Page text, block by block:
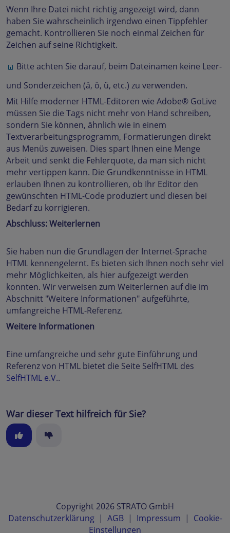
Wenn Ihre Datei nicht richtig angezeigt wird, dann
haben Sie wahrscheinlich irgendwo einen Tippfehler
gemacht. Kontrollieren Sie noch einmal Zeichen für
Zeichen auf seine Richtigkeit.
Bitte achten Sie darauf, beim Dateinamen keine Leer-
und Sonderzeichen (ä, ö, ü, etc.) zu verwenden.
Mit Hilfe moderner HTML-Editoren wie Adobe® GoLive
müssen Sie die Tags nicht mehr von Hand schreiben,
sondern Sie können, ähnlich wie in einem
Textverarbeitungsprogramm, Formatierungen direkt
aus Menüs zuweisen. Dies spart Ihnen eine Menge
Arbeit und senkt die Fehlerquote, da man sich nicht
mehr vertippen kann. Die Grundkenntnisse in HTML
erlauben Ihnen zu kontrollieren, ob Ihr Editor den
gewünschten HTML-Code produziert und diesen bei
Bedarf zu korrigieren.
Abschluss: Weiterlernen
Sie haben nun die Grundlagen der Internet-Sprache
HTML kennengelernt. Es bieten sich Ihnen noch sehr viel
mehr Möglichkeiten, als hier aufgezeigt werden
konnten. Wir verweisen zum Weiterlernen auf die im
Abschnitt "Weitere Informationen" aufgeführte,
umfangreiche HTML-Referenz.
Weitere Informationen
Eine umfangreiche und sehr gute Einführung und
Referenz von HTML bietet die Seite SelfHTML des
SelfHTML e.V..
War dieser Text hilfreich für Sie?
Copyright 2026 STRATO GmbH
Datenschutzerklärung | AGB | Impressum | Cookie-
Einstellungen